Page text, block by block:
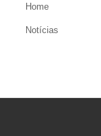
Home
Notícias